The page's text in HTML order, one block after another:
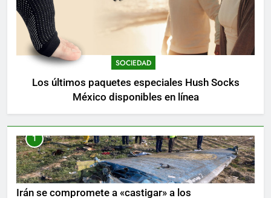
SOCIEDAD
Los últimos paquetes especiales Hush Socks
México disponibles en línea
1
Irán se compromete a «castigar» a los